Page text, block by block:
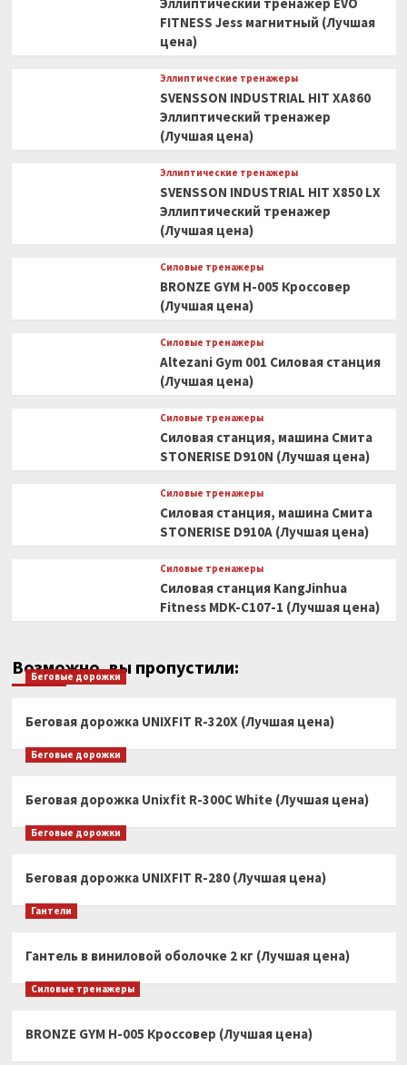
FITNESS Jess магнитный (Лучшая
цена)
Эллиптические тренажеры
SVENSSON INDUSTRIAL HIT XA860
Эллиптический тренажер
(Лучшая цена)
Эллиптические тренажеры
SVENSSON INDUSTRIAL HIT X850 LX
Эллиптический тренажер
(Лучшая цена)
Силовые тренажеры
BRONZE GYM H-005 Кроссовер
(Лучшая цена)
Силовые тренажеры
Altezani Gym 001 Силовая станция
(Лучшая цена)
Силовые тренажеры
Силовая станция, машина Смита
STONERISE D910N (Лучшая цена)
Силовые тренажеры
Силовая станция, машина Смита
STONERISE D910A (Лучшая цена)
Силовые тренажеры
Силовая станция KangJinhua
Fitness MDK-C107-1 (Лучшая цена)
Возможно, вы пропустили:
Беговые дорожки
Беговая дорожка UNIXFIT R-320X (Лучшая цена)
Беговые дорожки
Беговая дорожка Unixfit R-300C White (Лучшая цена)
Беговые дорожки
Беговая дорожка UNIXFIT R-280 (Лучшая цена)
Гантели
Гантель в виниловой оболочке 2 кг (Лучшая цена)
Силовые тренажеры
BRONZE GYM H-005 Кроссовер (Лучшая цена)